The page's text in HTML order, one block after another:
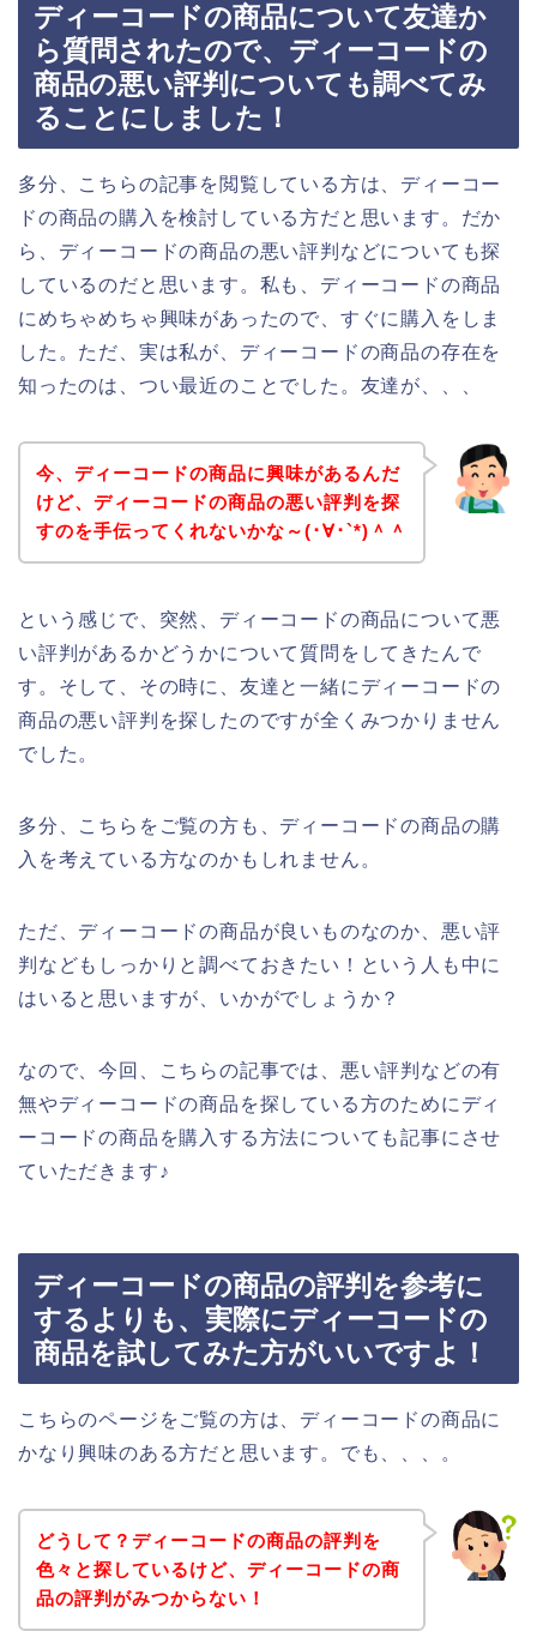
ディーコードの商品について友達か
ら質問されたので、ディーコードの
商品の悪い評判についても調べてみ
ることにしました！
多分、こちらの記事を閲覧している方は、ディーコー
ドの商品の購入を検討している方だと思います。だか
ら、ディーコードの商品の悪い評判などについても探
しているのだと思います。私も、ディーコードの商品
にめちゃめちゃ興味があったので、すぐに購入をしま
した。ただ、実は私が、ディーコードの商品の存在を
知ったのは、つい最近のことでした。友達が、、、
今、ディーコードの商品に興味があるんだ
けど、ディーコードの商品の悪い評判を探
すのを手伝ってくれないかな～(･∀･`*)＾＾
という感じで、突然、ディーコードの商品について悪
い評判があるかどうかについて質問をしてきたんで
す。そして、その時に、友達と一緒にディーコードの
商品の悪い評判を探したのですが全くみつかりません
でした。
多分、こちらをご覧の方も、ディーコードの商品の購
入を考えている方なのかもしれません。
ただ、ディーコードの商品が良いものなのか、悪い評
判などもしっかりと調べておきたい！という人も中に
はいると思いますが、いかがでしょうか？
なので、今回、こちらの記事では、悪い評判などの有
無やディーコードの商品を探している方のためにディ
ーコードの商品を購入する方法についても記事にさせ
ていただきます♪
ディーコードの商品の評判を参考に
するよりも、実際にディーコードの
商品を試してみた方がいいですよ！
こちらのページをご覧の方は、ディーコードの商品に
かなり興味のある方だと思います。でも、、、。
どうして？ディーコードの商品の評判を
色々と探しているけど、ディーコードの商
品の評判がみつからない！